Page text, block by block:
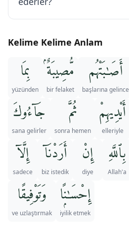
Kelime Kelime Anlam
أَصَـٰبَتْهُم
başlarına gelince
مُّصِيبَةٌۢ
bir felaket
بِمَا
yüzünden
أَيْدِيهِمْ
elleriyle
ثُمَّ
sonra hemen
جَآءُوكَ
sana gelirler
بِٱللَّهِ
Allah'a
إِنْ
diye
أَرَدْنَآ
biz istedik
إِلَّآ
sadece
إِحْسَـٰنًۭا
iyilik etmek
وَتَوْفِيقًا
ve uzlaştırmak